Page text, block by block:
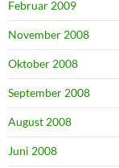
Februar 2009
November 2008
Oktober 2008
September 2008
August 2008
Juni 2008